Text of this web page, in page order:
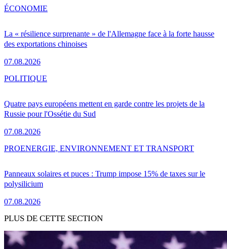
La « résilience surprenante » de l'Allemagne face à la forte hausse
des exportations chinoises
07.08.2026
ÉCONOMIE
Quatre pays européens mettent en garde contre les projets de la
Russie pour l'Ossétie du Sud
07.08.2026
POLITIQUE
Panneaux solaires et puces : Trump impose 15% de taxes sur le
polysilicium
07.08.2026
PROENERGIE, ENVIRONNEMENT ET TRANSPORT
PLUS DE CETTE SECTION